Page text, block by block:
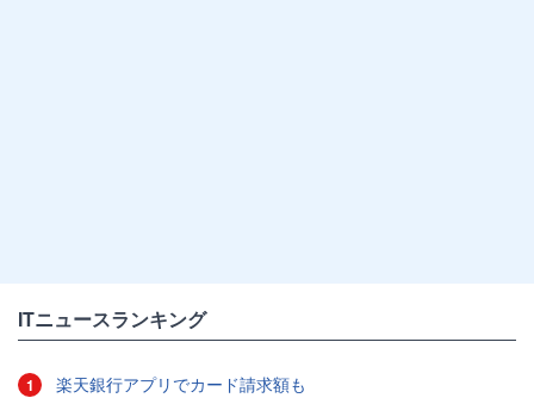
ITニュースランキング
1 楽天銀行アプリでカード請求額も